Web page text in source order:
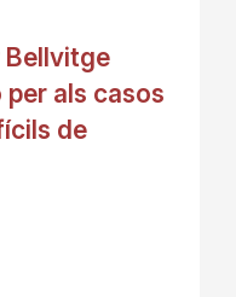
Bellvitge
als casos
de